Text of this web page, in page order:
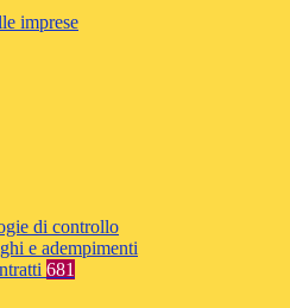
imprese
di controllo
e adempimenti
681